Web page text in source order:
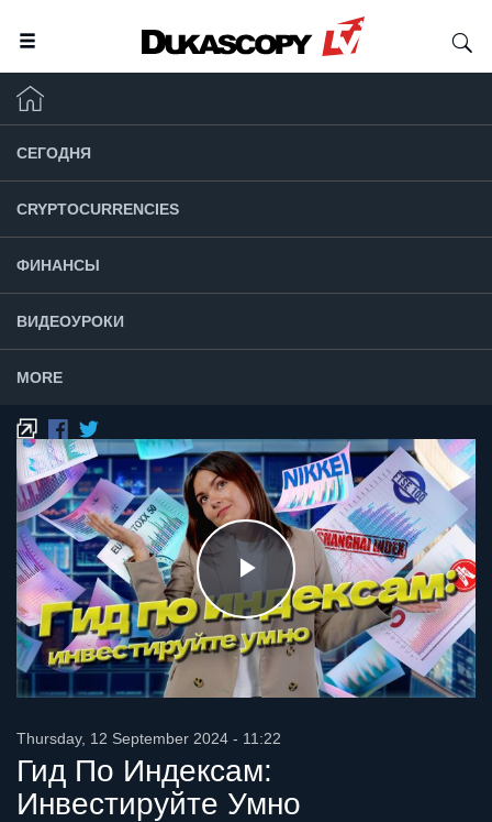
СЕГОДНЯ
CRYPTOCURRENCIES
ФИНАНСЫ
ВИДЕОУРОКИ
MORE
Play
Video
Гид По Индексам:
Инвестируйте Умно
Thursday, 12 September 2024 - 11:22